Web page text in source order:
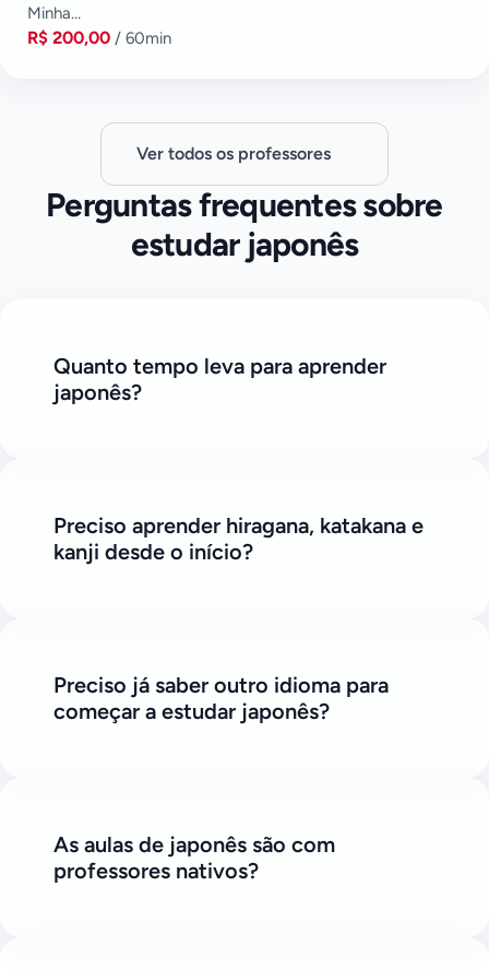
Minha…
R$ 200,00 / 60min
Ver todos os professores
Perguntas frequentes sobre
estudar japonês
Quanto tempo leva para aprender
japonês?
Preciso aprender hiragana, katakana e
kanji desde o início?
Preciso já saber outro idioma para
começar a estudar japonês?
As aulas de japonês são com
professores nativos?